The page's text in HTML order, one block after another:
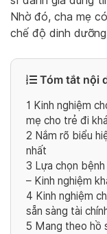
Nhờ đó, cha mẹ
chế độ dinh
Tóm tắt nội
1 Kinh nghiệm
mẹ cho trẻ đi
2 Nắm rõ biểu
nhất
3 Lựa chọn
– Kinh nghiệm
4 Kinh nghiệm
sẵn sàng tài
5 Mang theo hồ